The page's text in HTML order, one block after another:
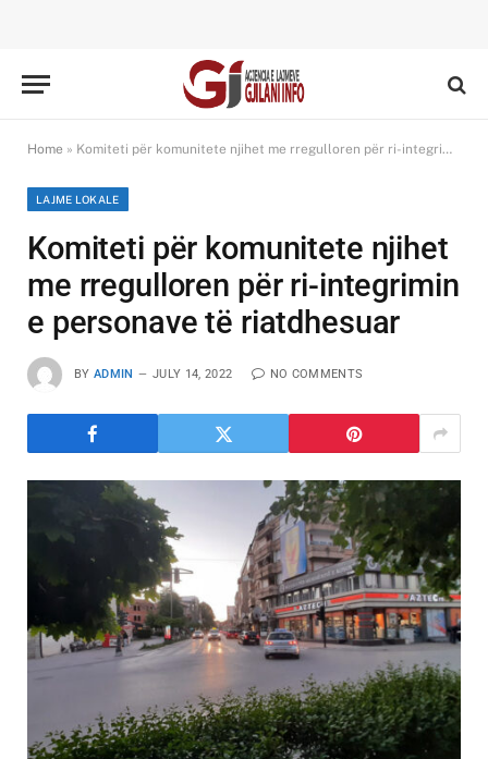
Home » Komiteti për komunitete njihet me rregulloren për ri-integrimin e personave të riatdhesuar
LAJME LOKALE
Komiteti për komunitete njihet
me rregulloren për ri-integrimin
e personave të riatdhesuar
BY ADMIN JULY 14, 2022 NO COMMENTS